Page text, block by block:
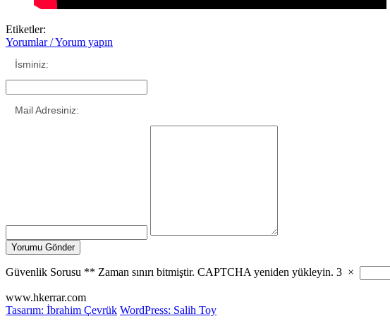
Etiketler:
Yorumlar / Yorum yapın
İsminiz:
Mail Adresiniz:
Güvenlik Sorusu ** Zaman sınırı bitmiştir. CAPTCHA yeniden yükleyin. 3 ×
www.hkerrar.com
Tasarım: İbrahim Çevrük WordPress: Salih Toy